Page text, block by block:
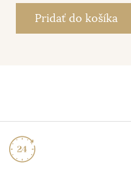
Pridať do košíka